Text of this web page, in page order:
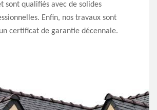
sont qualifiés avec de solides
Enfin, nos travaux sont
certificat de garantie décennale.